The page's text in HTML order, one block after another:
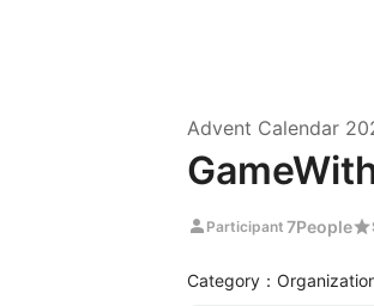
Advent Calendar
person Participant 7Peoplestar
Category：